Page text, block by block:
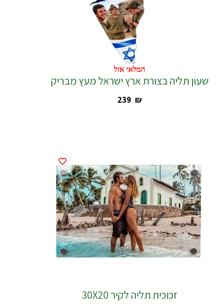
המלאי אזל
המלאי אזל
שעון תליה בצורת ארץ ישראל מעץ מבריק
‎239 ₪
זכוכית תליה לקיר 30X20